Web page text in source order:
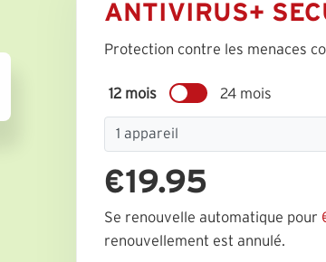
ANTIVIRUS+
Protection contre les menaces
12 mois 24 mois
€19.95
Se renouvelle automatique pour
renouvellement est annulé.